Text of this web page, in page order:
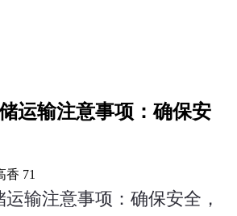
运输注意事项：确保安
香 71
输注意事项：确保安全，